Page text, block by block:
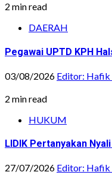
2 min read
DAERAH
Pegawai UPTD KPH
03/08/2026 Editor: Hafik
2 min read
HUKUM
LIDIK Pertanyakan
27/07/2026 Editor: Hafik